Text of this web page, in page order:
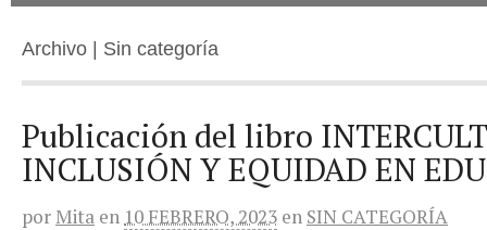
Archivo | Sin categoría
Publicación del libro
INCLUSIÓN Y EQUIDAD EN
por Mita en 10 FEBRERO, 2023 en SIN CATEGORÍA